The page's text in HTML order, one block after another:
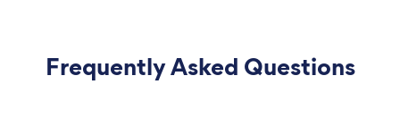
Frequently Asked Questions